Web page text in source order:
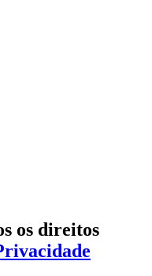
os direitos